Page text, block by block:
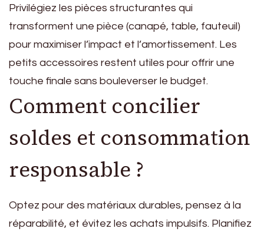
Privilégiez les pièces structurantes qui
transforment une pièce (canapé, table, fauteuil)
pour maximiser l’impact et l’amortissement. Les
petits accessoires restent utiles pour offrir une
touche finale sans bouleverser le budget.
Comment concilier
soldes et consommation
responsable ?
Optez pour des matériaux durables, pensez à la
réparabilité, et évitez les achats impulsifs. Planifiez